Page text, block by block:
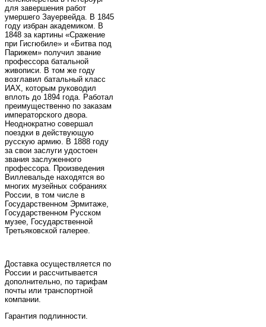
для завершения работ
умершего Зауервейда. В 1845
году избран академиком. В
1848 за картины «Сражение
при Гисгюбиле» и «Битва под
Парижем» получил звание
профессора батальной
живописи. В том же году
возглавил батальный класс
ИАХ, которым руководил
вплоть до 1894 года. Работал
преимущественно по заказам
императорского двора.
Неоднократно совершал
поездки в действующую
русскую армию. В 1888 году
за свои заслуги удостоен
звания заслуженного
профессора. Произведения
Виллевальде находятся во
многих музейных собраниях
России, в том числе в
Государственном Эрмитаже,
Государственном Русском
музее, Государственной
Третьяковской галерее.
Доставка осуществляется по
России и рассчитывается
дополнительно, по тарифам
почты или транспортной
компании.
Гарантия подлинности.